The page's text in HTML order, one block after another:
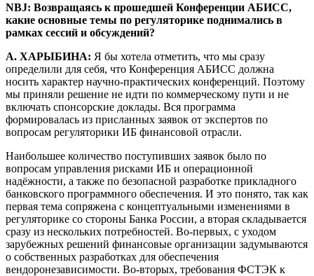
NBJ: Возвращаясь к прошедшей Конференции АБИСС,
какие основные темы по регуляторике поднимались в
рамках сессий и обсуждений?
А. ХАРЫБИНА: Я бы хотела отметить, что мы сразу
определили для себя, что Конференция АБИСС должна
носить характер научно-практических конференций. Поэтому
мы приняли решение не идти по коммерческому пути и не
включать спонсорские доклады. Вся программа
формировалась из присланных заявок от экспертов по
вопросам регуляторики ИБ финансовой отрасли.
Наибольшее количество поступивших заявок было по
вопросам управления рисками ИБ и операционной
надёжности, а также по безопасной разработке прикладного
банковского программного обеспечения. И это понято, так как
первая тема сопряжена с концептуальными изменениями в
регуляторике со стороны Банка России, а вторая складывается
сразу из нескольких потребностей. Во-первых, с уходом
зарубежных решений финансовые организации задумываются
о собственных разработках для обеспечения
вендоронезависимости. Во-вторых, требования ФСТЭК к